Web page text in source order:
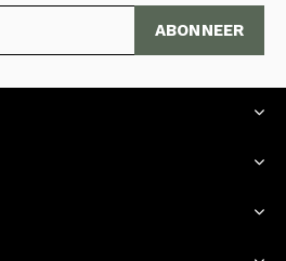
ABONNEER